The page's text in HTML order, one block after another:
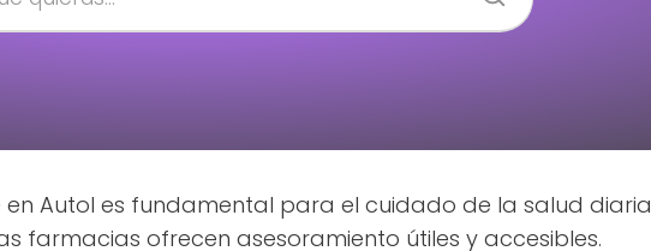
Autol es fundamental para el cuidado de la salud
farmacias ofrecen asesoramiento útiles y accesibles.